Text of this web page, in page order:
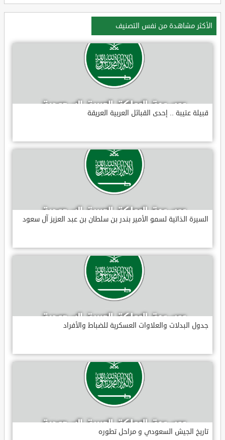
الأكثر مشاهدة من نفس التصنيف
قبيلة عتيبة .. إحدى القبائل العربية العريقة
السيرة الذاتية لسمو الأمير بندر بن سلطان بن عبد العزيز آل سعود
جدول البدلات والعلاوات العسكرية للضباط والأفراد
تاريخ الجيش السعودي و مراحل تطوره